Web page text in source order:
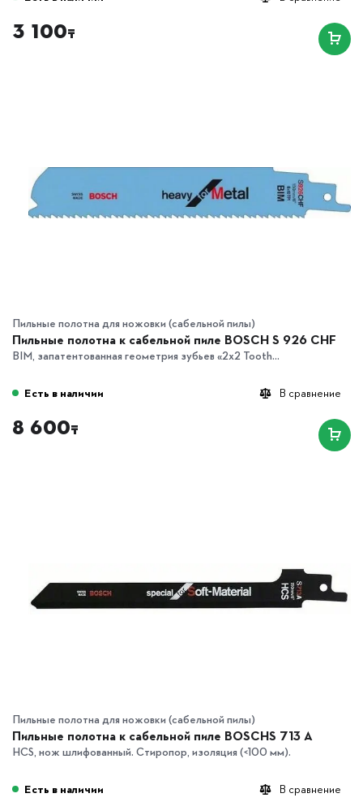
3 100₸
Пильные полотна для ножовки (сабельной пилы)
Пильные полотна к сабельной пиле BOSCH S 926 CHF
BIM, запатентованная геометрия зубьев «2x2 Tooth...
В сравнение
Есть в наличии
8 600₸
Пильные полотна для ножовки (сабельной пилы)
Пильные полотна к сабельной пиле BOSCHS 713 A
HCS, нож шлифованный. Стиропор, изоляция (<100 мм).
В сравнение
Есть в наличии